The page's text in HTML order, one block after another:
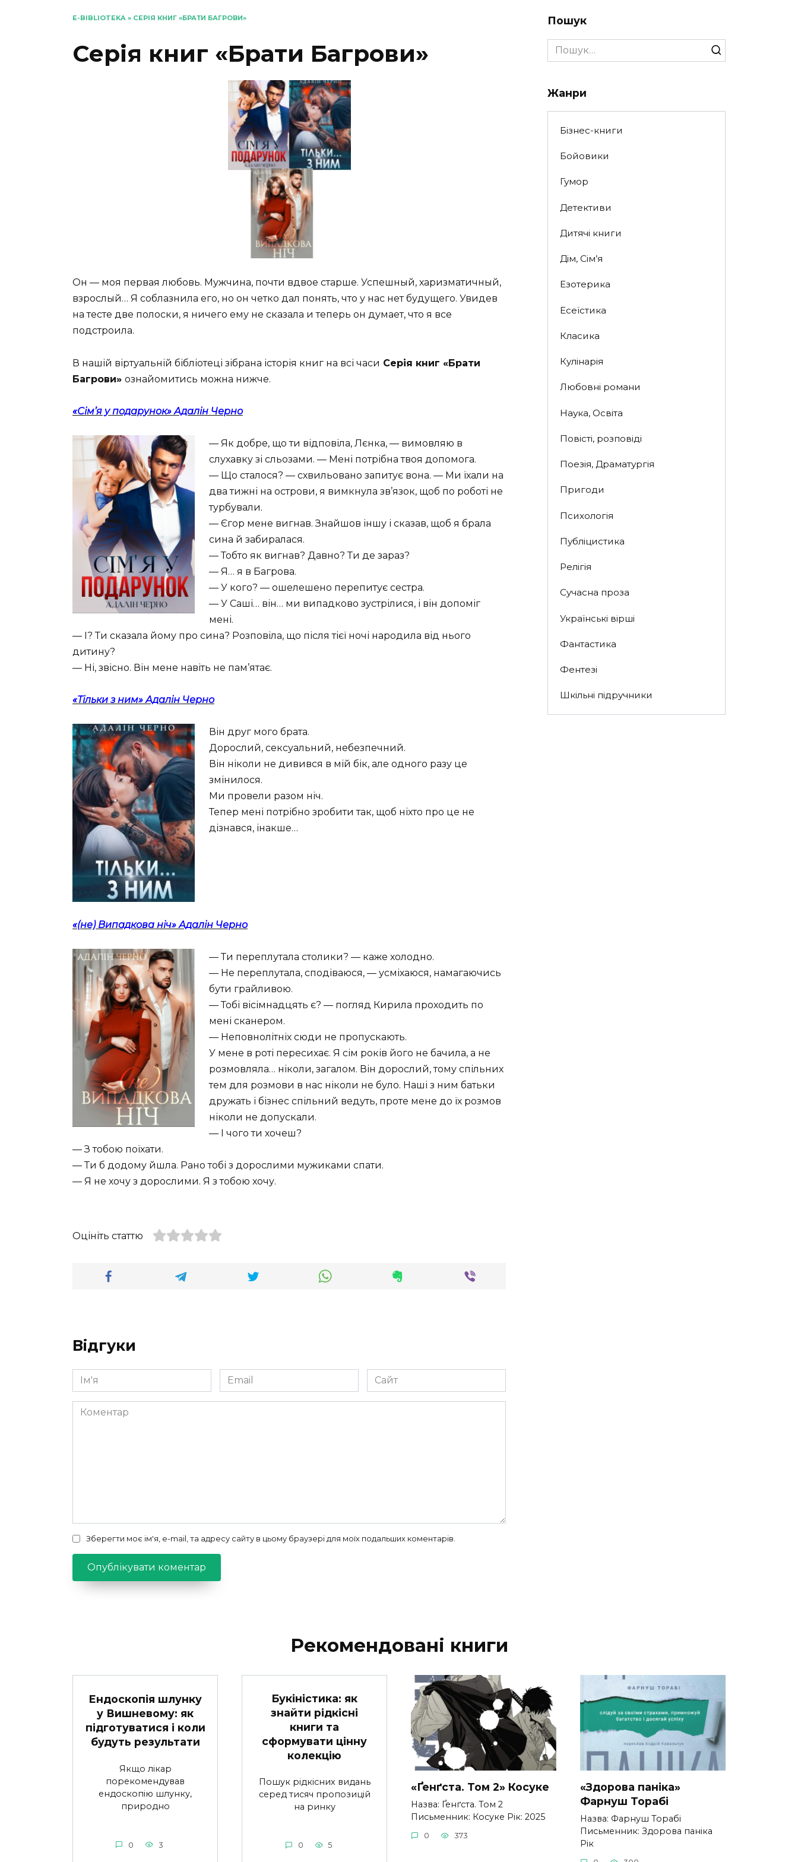
E-BIBLIOTEKA » СЕРІЯ КНИГ «БРАТИ БАГРОВИ»
Серія книг «Брати Багрови»
Он — моя первая любовь. Мужчина, почти вдвое старше. Успешный, харизматичный,
взрослый… Я соблазнила его, но он четко дал понять, что у нас нет будущего. Увидев
на тесте две полоски, я ничего ему не сказала и теперь он думает, что я все
подстроила.
В нашій віртуальній бібліотеці зібрана історія книг на всі часи Серія книг «Брати
Багрови» ознайомитись можна нижче.
«Сім’я у подарунок» Адалін Черно
— Як добре, що ти відповіла, Лєнка, — вимовляю в
слухавку зі сльозами. — Мені потрібна твоя допомога.
— Що сталося? — схвильовано запитує вона. — Ми їхали на
два тижні на острови, я вимкнула зв’язок, щоб по роботі не
турбували.
— Єгор мене вигнав. Знайшов іншу і сказав, щоб я брала
сина й забиралася.
— Тобто як вигнав? Давно? Ти де зараз?
— Я… я в Багрова.
— У кого? — ошелешено перепитує сестра.
— У Саші… він… ми випадково зустрілися, і він допоміг
мені.
— І? Ти сказала йому про сина? Розповіла, що після тієї ночі народила від нього
дитину?
— Ні, звісно. Він мене навіть не пам’ятає.
«Тільки з ним» Адалін Черно
Він друг мого брата.
Дорослий, сексуальний, небезпечний.
Він ніколи не дивився в мій бік, але одного разу це
змінилося.
Ми провели разом ніч.
Тепер мені потрібно зробити так, щоб ніхто про це не
дізнався, інакше…
«(не) Випадкова ніч» Адалін Черно
— Ти переплутала столики? — каже холодно.
— Не переплутала, сподіваюся, — усміхаюся, намагаючись
бути грайливою.
— Тобі вісімнадцять є? — погляд Кирила проходить по
мені сканером.
— Неповнолітніх сюди не пропускають.
У мене в роті пересихає. Я сім років його не бачила, а не
розмовляла… ніколи, загалом. Він дорослий, тому спільних
тем для розмови в нас ніколи не було. Наші з ним батьки
дружать і бізнес спільний ведуть, проте мене до їх розмов
ніколи не допускали.
— І чого ти хочеш?
— З тобою поїхати.
— Ти б додому йшла. Рано тобі з дорослими мужиками спати.
— Я не хочу з дорослими. Я з тобою хочу.
Оцініть статтю
Відгуки
Ім'я
*
Email
*
Сайт
Коментар
Зберегти моє ім'я, e-mail, та адресу сайту в цьому браузері для моїх подальших коментарів.
Пошук
Search
for:
Жанри
Бізнес-книги
Бойовики
Гумор
Детективи
Дитячі книги
Дім, Сім’я
Езотерика
Есеїстика
Класика
Кулінарія
Любовні романи
Наука, Освіта
Повісті, розповіді
Поезія, Драматургія
Пригоди
Психологія
Публіцистика
Релігія
Сучасна проза
Українські вірші
Фантастика
Фентезі
Шкільні підручники
Рекомендовані книги
Ендоскопія шлунку
у Вишневому: як
підготуватися і коли
будуть результати
Якщо лікар
порекомендував
ендоскопію шлунку,
природно
0 3
Букіністика: як
знайти рідкісні
книги та
сформувати цінну
колекцію
Пошук рідкісних видань
серед тисяч пропозицій
на ринку
0 5
«Ґенґста. Том 2» Косуке
Назва: Ґенґста. Том 2
Письменник: Косуке Рік: 2025
0 373
«Здорова паніка»
Фарнуш Торабі
Назва: Фарнуш Торабі
Письменник: Здорова паніка
Рік